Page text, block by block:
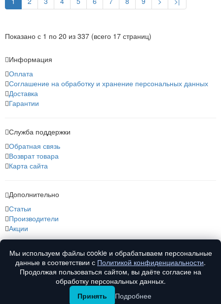
Показано с 1 по 20 из 337 (всего 17 страниц)
Информация
Оплата
Соглашение на обработку и хранение персональных данных
Доставка
Гарантии
Служба поддержки
Обратная связь
Возврат товара
Карта сайта
Дополнительно
Статьи
Производители
Акции
О нас
О компании
Мы используем файлы cookie и обрабатываем персональные
данные в соответствии с Политикой конфиденциальности.
Продолжая пользоваться сайтом, вы даёте согласие на
обработку персональных данных.
Принять
Подробнее